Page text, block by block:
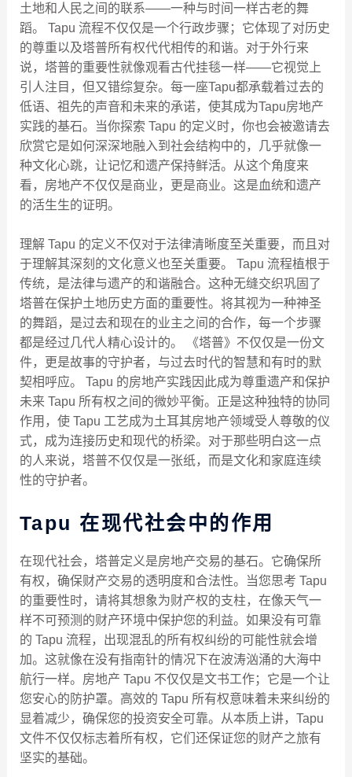
土地和人民之间的联系——一种与时间一样古老的舞
蹈。 Tapu 流程不仅仅是一个行政步骤；它体现了对历史
的尊重以及塔普所有权代代相传的和谐。对于外行来
说，塔普的重要性就像观看古代挂毯一样——它视觉上
引人注目，但又错综复杂。每一座Tapu都承载着过去的
低语、祖先的声音和未来的承诺，使其成为Tapu房地产
实践的基石。当你探索 Tapu 的定义时，你也会被邀请去
欣赏它是如何深深地融入到社会结构中的，几乎就像一
种文化心跳，让记忆和遗产保持鲜活。从这个角度来
看，房地产不仅仅是商业，更是商业。这是血统和遗产
的活生生的证明。
理解 Tapu 的定义不仅对于法律清晰度至关重要，而且对
于理解其深刻的文化意义也至关重要。 Tapu 流程植根于
传统，是法律与遗产的和谐融合。这种无缝交织巩固了
塔普在保护土地历史方面的重要性。将其视为一种神圣
的舞蹈，是过去和现在的业主之间的合作，每一个步骤
都是经过几代人精心设计的。 《塔普》不仅仅是一份文
件，更是故事的守护者，与过去时代的智慧和有时的默
契相呼应。 Tapu 的房地产实践因此成为尊重遗产和保护
未来 Tapu 所有权之间的微妙平衡。正是这种独特的协同
作用，使 Tapu 工艺成为土耳其房地产领域受人尊敬的仪
式，成为连接历史和现代的桥梁。对于那些明白这一点
的人来说，塔普不仅仅是一张纸，而是文化和家庭连续
性的守护者。
Tapu 在现代社会中的作用
在现代社会，塔普定义是房地产交易的基石。它确保所
有权，确保财产交易的透明度和合法性。当您思考 Tapu
的重要性时，请将其想象为财产权的支柱，在像天气一
样不可预测的财产环境中保护您的利益。如果没有可靠
的 Tapu 流程，出现混乱的所有权纠纷的可能性就会增
加。这就像在没有指南针的情况下在波涛汹涌的大海中
航行一样。房地产 Tapu 不仅仅是文书工作；它是一个让
您安心的防护罩。高效的 Tapu 所有权意味着未来纠纷的
显着减少，确保您的投资安全可靠。从本质上讲，Tapu
文件不仅仅标志着所有权，它们还保证您的财产之旅有
坚实的基础。